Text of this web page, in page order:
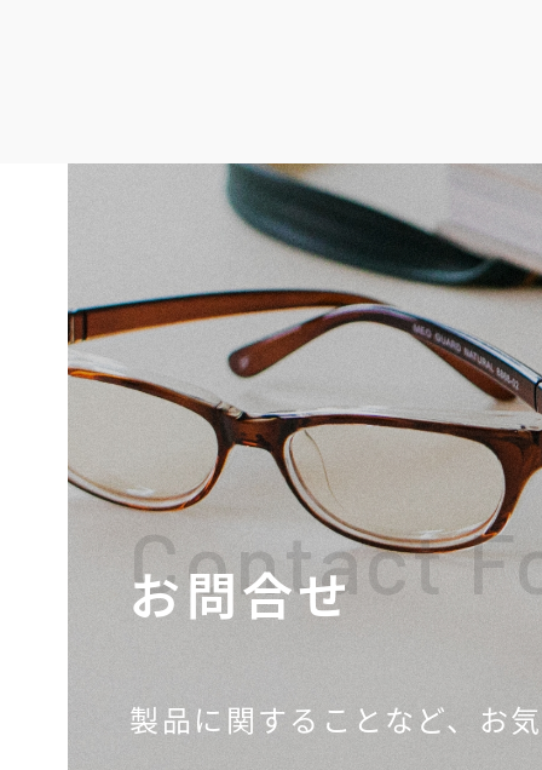
お問合せ
Contact
製品に関することなど、 お